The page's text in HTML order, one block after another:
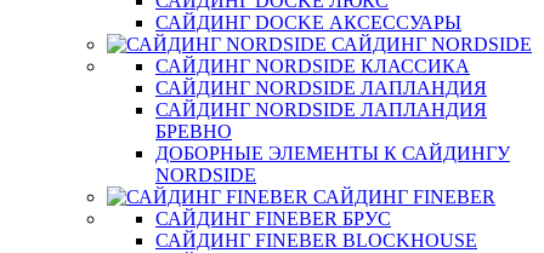
САЙДИНГ DOCKE АКСЕССУАРЫ
САЙДИНГ NORDSIDE
САЙДИНГ NORDSIDE КЛАССИКА
САЙДИНГ NORDSIDE ЛАПЛАНДИЯ
САЙДИНГ NORDSIDE ЛАПЛАНДИЯ
БРЕВНО
ДОБОРНЫЕ ЭЛЕМЕНТЫ К САЙДИНГУ
NORDSIDE
САЙДИНГ FINEBER
САЙДИНГ FINEBER БРУС
САЙДИНГ FINEBER BLOCKHOUSE